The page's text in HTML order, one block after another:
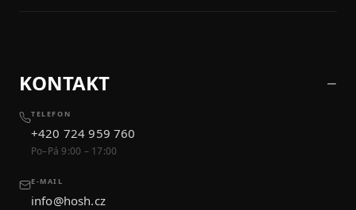
KONTAKT
TELEFON
+420 724 959 760
Po–Pá 9:00 – 17:00
E-MAIL
info@hosh.cz